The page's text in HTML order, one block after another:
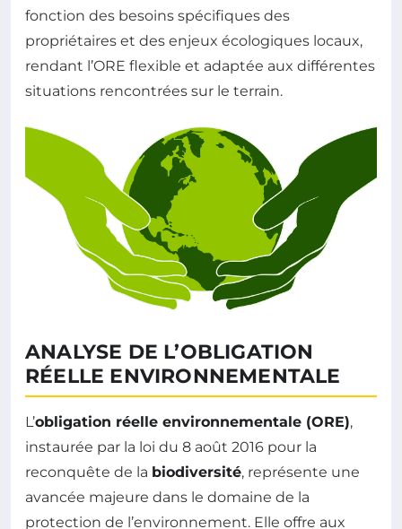
fonction des besoins spécifiques des
propriétaires et des enjeux écologiques locaux,
rendant l’ORE flexible et adaptée aux différentes
situations rencontrées sur le terrain.
ANALYSE DE L’OBLIGATION
RÉELLE ENVIRONNEMENTALE
L’obligation réelle environnementale (ORE),
instaurée par la loi du 8 août 2016 pour la
reconquête de la biodiversité, représente une
avancée majeure dans le domaine de la
protection de l’environnement. Elle offre aux